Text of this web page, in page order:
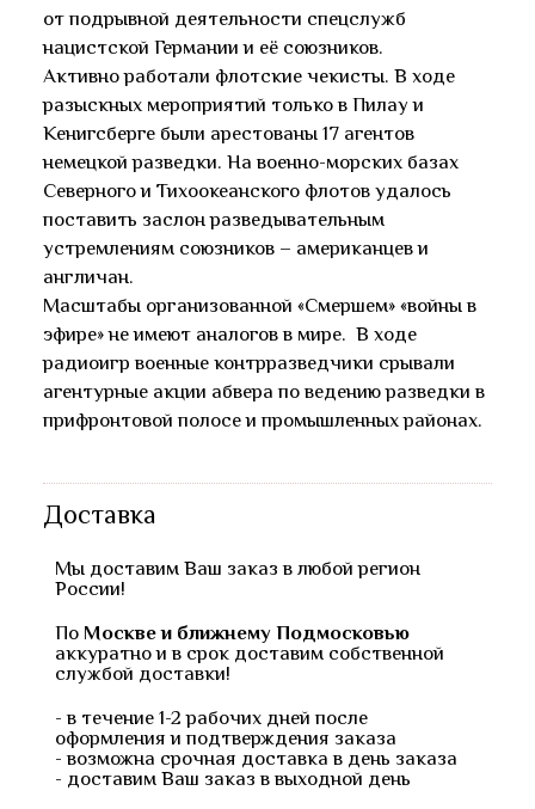
от подрывной деятельности спецслужб
нацистской Германии и её союзников.
Активно работали флотские чекисты. В ходе
разыскных мероприятий только в Пилау и
Кенигсберге были арестованы 17 агентов
немецкой разведки. На военно-морских базах
Северного и Тихоокеанского флотов удалось
поставить заслон разведывательным
устремлениям союзников – американцев и
англичан.
Масштабы организованной «Смершем» «войны в
эфире» не имеют аналогов в мире. В ходе
радиоигр военные контрразведчики срывали
агентурные акции абвера по ведению разведки в
прифронтовой полосе и промышленных районах.
Доставка
Мы доставим Ваш заказ в любой регион
России!
По Москве и ближнему Подмосковью
аккуратно и в срок доставим собственной
службой доставки!
- в течение 1-2 рабочих дней после
оформления и подтверждения заказа
- возможна срочная доставка в день заказа
- доставим Ваш заказ в выходной день